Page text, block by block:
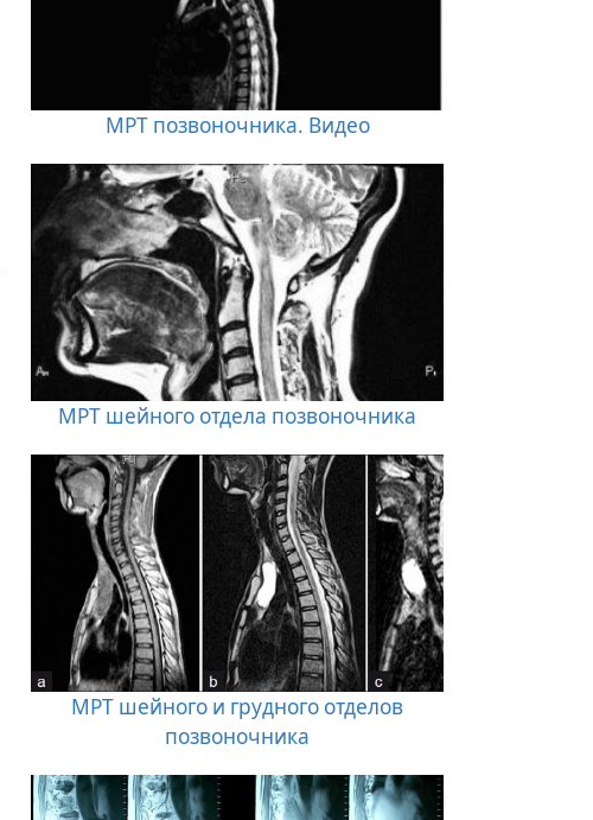
МРТ позвоночника. Видео
МРТ шейного отдела позвоночника
МРТ шейного и грудного отделов
позвоночника